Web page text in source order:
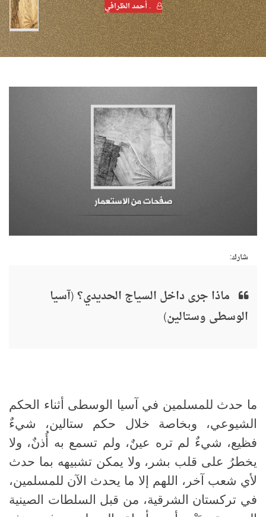
. أحمد الظرافي
شارك:
ماذا جرى داخل السياج الحديدي؟ (آسيا
الوسطى وستالين)
ما حدث للمسلمين في آسيا الوسطى أثناء الحكم
الشيوعي، وبخاصة خلال حكم ستالين، شيءٌ
فظيع، شيءٌ لم تره عينٌ، ولم تسمع به أُذنٌ، ولا
يخطرُ على قلب بشر، ولا يمكن تشبيهه بما حدث
لأي شعب آخر، اللهم إلا ما يحدث الآن للمسلمين،
في تركستان الشرقية، من قبل السلطات الصينية